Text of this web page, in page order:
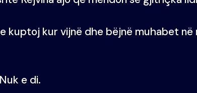
kuptoj kur vijnë dhe bëjnë muhabet në
e di.